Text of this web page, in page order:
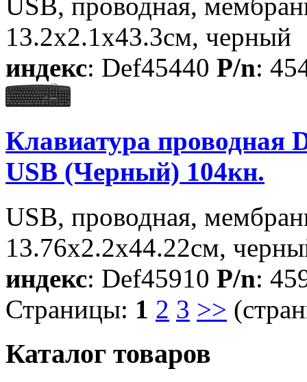
USB, проводная,
13.2х2.1х43.3см, черный
индекс: Def45440 P/n:
Клавиатура проводная
USB (Черный) 104кн.
USB, проводная,
13.76х2.2х44.22см,
индекс: Def45910 P/n:
Страницы: 1 2 3 >>
Каталог товаров